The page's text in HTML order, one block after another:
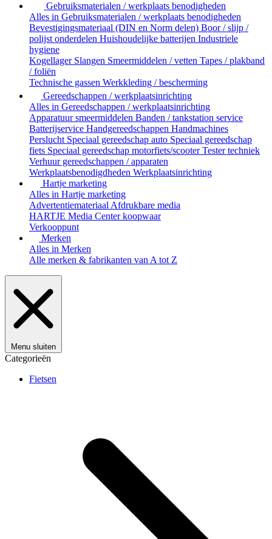
Gebruiksmaterialen / werkplaats benodigheden
Alles in Gebruiksmaterialen / werkplaats benodigheden
Bevestigingsmateriaal (DIN en Norm delen) Boor / slijp /
polijst onderdelen Huishoudelijke batterijen Industriele
hygiene
Kogellager Slangen Smeermiddelen / vetten Tapes / plakband
/ foliën
Technische gassen Werkkleding / bescherming
Gereedschappen / werkplaatsinrichting
Alles in Gereedschappen / werkplaatsinrichting
Apparatuur smeermiddelen Banden / tankstation service
Batterijservice Handgereedschappen Handmachines
Perslucht Speciaal gereedschap auto Speciaal gereedschap
fiets Speciaal gereedschap motorfiets/scooter Tester techniek
Verhuur gereedschappen / apparaten
Werkplaatsbenodigdheden Werkplaatsinrichting
Hartje marketing
Alles in Hartje marketing
Advertentiemateriaal Afdrukbare media
HARTJE Media Center koopwaar
Verkooppunt
Merken
Alles in Merken
Alle merken & fabrikanten van A tot Z
Menu sluiten
Categorieën
Fietsen